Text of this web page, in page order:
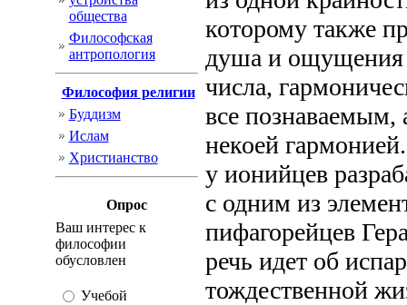
общества
Философская
антропология
Философия религии
Буддизм
Ислам
Христианство
Опрос
Ваш интерес к
философии
обусловлен
Учебой
которому также
душа и ощущения
числа,
все познаваемым,
некоей
у ионийцев
с одним из
пифагорейцев
речь идет об
тождественной